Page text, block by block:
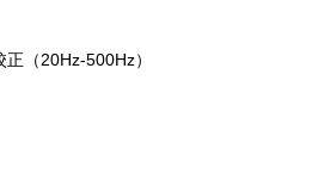
（20Hz-500Hz）